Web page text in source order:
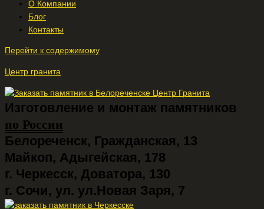
О Компании
Блог
Контакты
Перейти к содержимому
Центр гранита
Изготовление и монтаж памятников
по России
Белореченск, Гражданская, 13
Майкоп, Адыгейская, 178
г. Черкесск, Доватора, 130
г. Сочи, ул. ул.Новая Заря, 7